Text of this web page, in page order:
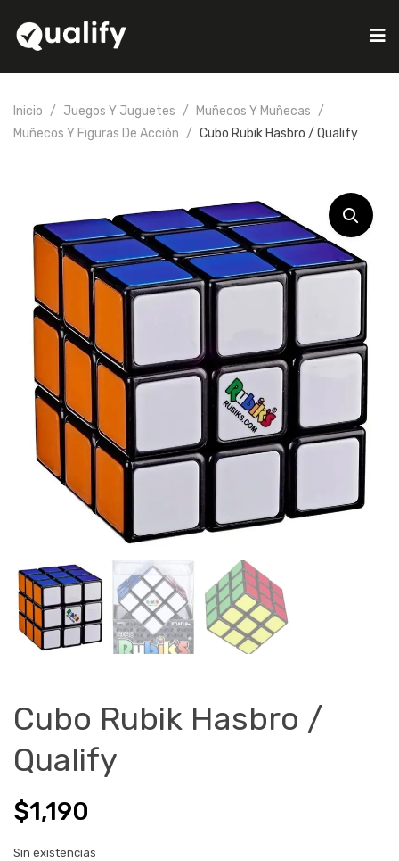
Inicio Juegos Y Juguetes
Muñecos Y Muñecas
Muñecos Y Figuras De Acción
Cubo Rubik Hasbro / Qualify
Cubo Rubik Hasbro /
Qualify
$1,190
Sin existencias